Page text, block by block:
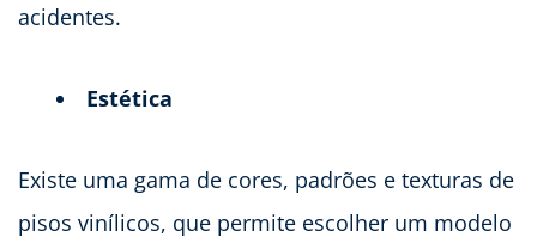
acidentes.
Estética
Existe uma gama de cores, padrões e texturas de
pisos vinílicos, que permite escolher um modelo